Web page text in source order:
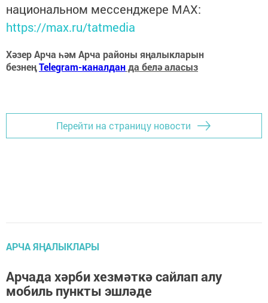
национальном мессенджере MАХ:
https://max.ru/tatmedia
Хәзер Арча һәм Арча районы яңалыкларын
безнеңTelegram-каналданда белә аласыз
Перейти на страницу новости
АРЧА ЯҢАЛЫКЛАРЫ
Арчада хәрби хезмәткә сайлап алу
мобиль пункты эшләде